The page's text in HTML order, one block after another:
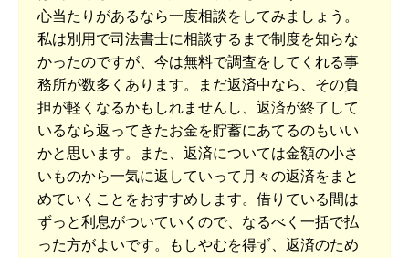
心当たりがあるなら一度相談をしてみましょう。
私は別用で司法書士に相談するまで制度を知らな
かったのですが、今は無料で調査をしてくれる事
務所が数多くあります。まだ返済中なら、その負
担が軽くなるかもしれませんし、返済が終了して
いるなら返ってきたお金を貯蓄にあてるのもいい
かと思います。また、返済については金額の小さ
いものから一気に返していって月々の返済をまと
めていくことをおすすめします。借りている間は
ずっと利息がついていくので、なるべく一括で払
った方がよいです。もしやむを得ず、返済のため